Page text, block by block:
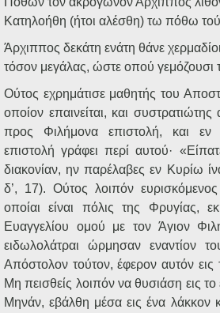
Κατηλοήθη (ήτοι αλέσθη) τω πόθω
Άρχιππος δεκάτη ενάτη θάνε
τόσον μεγάλας, ώστε οπού γεμόζουσι
Ούτος εχρημάτισε μαθητής του
οποίον επαινείται, και
προς Φιλήμονα επιστολή, και
επιστολή γράφει περί αυτού·
διακονίαν, ην παρέλαβες εν Κυρίω
δ’, 17). Ούτος λοιπόν
οποίαι είναι πόλις της Φρυγίας,
Ευαγγελίου ομού με τον Άγιον
ειδωλολάτραι ώρμησαν εναντίον
Απόστολον τούτον, έφερον αυτόν
Μη πεισθείς λοιπόν να θυσιάση εις
Μηνάν, εβάλθη μέσα εις ένα λάκκον